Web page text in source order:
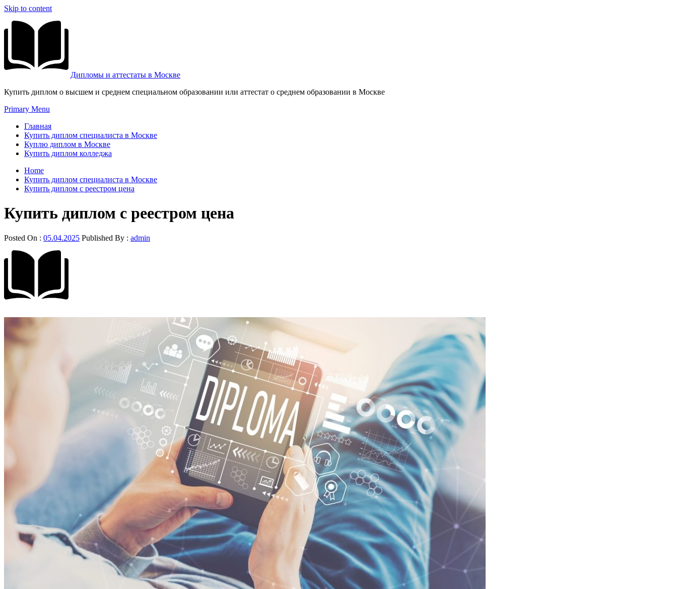
Skip to content
Дипломы и аттестаты в Москве
Купить диплом о высшем и среднем специальном образовании или аттестат о среднем образовании в Москве
Primary Menu
Главная
Купить диплом специалиста в Москве
Куплю диплом в Москве
Купить диплом колледжа
Home
Купить диплом специалиста в Москве
Купить диплом с реестром цена
Купить диплом с реестром цена
Posted On : 05.04.2025 Published By : admin